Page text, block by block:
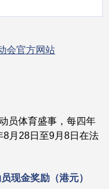
会官方网站
员体育盛事，每四年
月28日至9月8日在法
现金奖励 （港元）